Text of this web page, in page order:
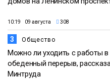
10:19 09 августа 308
3 Общество
Можно ли уходить с работы в
обеденный перерыв,
Минтруда